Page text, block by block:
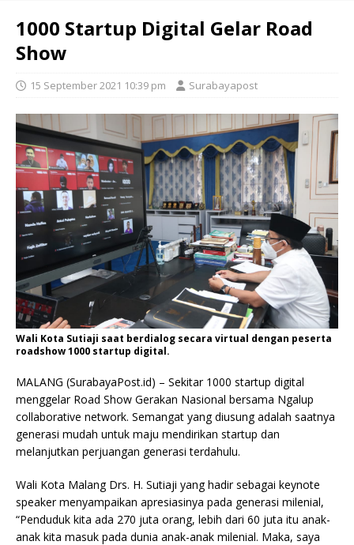
1000 Startup Digital Gelar Road
Show
15 September 2021 10:39 pm Surabayapost
Wali Kota Sutiaji saat berdialog secara virtual dengan peserta
roadshow 1000 startup digital.
MALANG (SurabayaPost.id) – Sekitar 1000 startup digital
menggelar Road Show Gerakan Nasional bersama Ngalup
collaborative network. Semangat yang diusung adalah saatnya
generasi mudah untuk maju mendirikan startup dan
melanjutkan perjuangan generasi terdahulu.
Wali Kota Malang Drs. H. Sutiaji yang hadir sebagai keynote
speaker menyampaikan apresiasinya pada generasi milenial,
“Penduduk kita ada 270 juta orang, lebih dari 60 juta itu anak-
anak kita masuk pada dunia anak-anak milenial. Maka, saya